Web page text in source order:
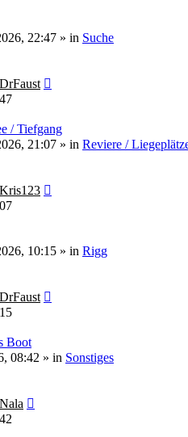
22:47 » in Suche
DrFaust
/ Tiefgang
21:07 » in Reviere /
Kris123
10:15 » in Rigg
DrFaust
Boot
08:42 » in Sonstiges
Nala